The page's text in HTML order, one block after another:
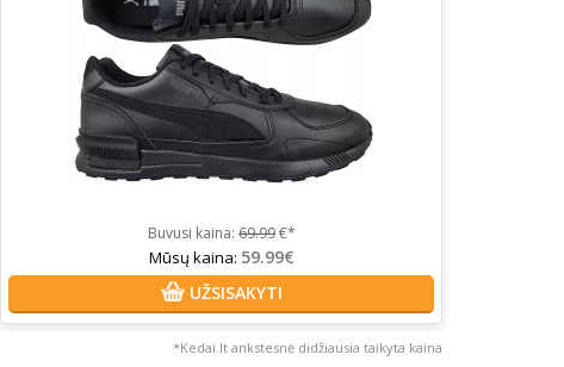
Buvusi kaina:69.99€*
Mūsų kaina: 59.99€
UŽSISAKYTI
*Kedai.lt ankstesnė didžiausia taikyta kaina